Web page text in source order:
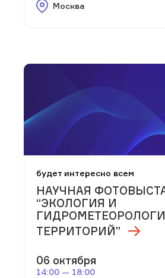
Москва
будет интересно всем
НАУЧНАЯ
“ЭКОЛОГИЯ И
ТЕРРИТОРИЙ”
06 октября
14:00 — 18:00